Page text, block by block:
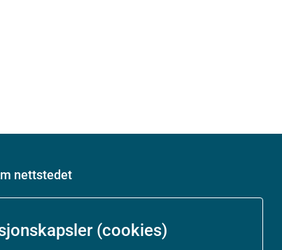
(cookies)
nettstedet
(uustatus.no)